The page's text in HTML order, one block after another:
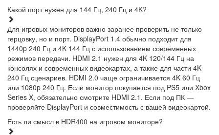
Какой порт нужен для 144 Гц, 240 Гц и 4K?
Для игровых мониторов важно заранее проверить не только
герцовку, но и порт. DisplayPort 1.4 обычно подходит для
1440p 240 Гц и 4K 144 Гц с использованием современных
режимов передачи. HDMI 2.1 нужен для 4K 120/144 Гц на
консолях и современных видеокартах, а также для части 4K
240 Гц сценариев. HDMI 2.0 чаще ограничивается 4K 60 Гц
или 1080p 240 Гц. Если монитор покупается под PS5 или Xbox
Series X, обязательно смотрите HDMI 2.1. Если под ПК —
проверяйте DisplayPort и совместимость с вашей видеокартой.
Есть ли смысл в HDR400 на игровом мониторе?